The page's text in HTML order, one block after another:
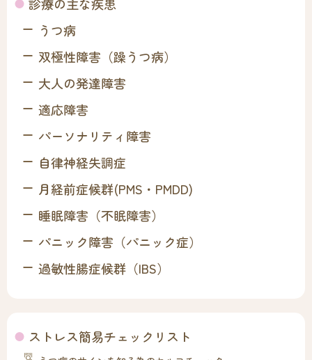
診療の主な疾患
うつ病
双極性障害（躁うつ病）
大人の発達障害
適応障害
パーソナリティ障害
自律神経失調症
月経前症候群(PMS・PMDD)
睡眠障害（不眠障害）
パニック障害（パニック症）
過敏性腸症候群（IBS）
ストレス簡易チェックリスト